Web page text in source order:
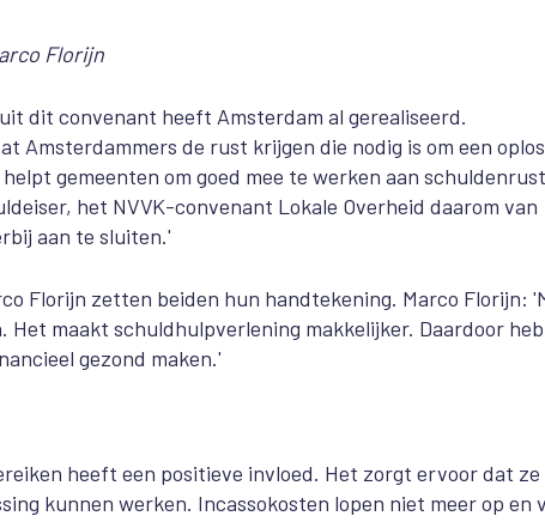
Florijn
dit convenant heeft Amsterdam al gerealiseerd.
Amsterdammers de rust krijgen die nodig is om een
gemeenten om goed mee te werken aan
het NVVK-convenant Lokale Overheid daarom van
aan te sluiten.'
Florijn zetten beiden hun handtekening. Marco Florijn:
maakt schuldhulpverlening makkelijker. Daardoor
gezond maken.'
heeft een positieve invloed. Het zorgt ervoor dat ze
kunnen werken. Incassokosten lopen niet meer op en